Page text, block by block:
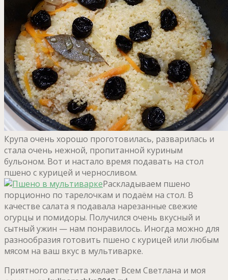
Крупа очень хорошо проготовилась, разварилась и
стала очень нежной, пропитанной куриным
бульоном. Вот и настало время подавать на стол
пшено с курицей и черносливом.
Раскладываем пшено
порционно по тарелочкам и подаём на стол. В
качестве салата я подавала нарезанные свежие
огурцы и помидоры. Получился очень вкусный и
сытный ужин — нам понравилось. Иногда можно для
разнообразия готовить пшено с курицей или любым
мясом на ваш вкус в мультиварке.
Приятного аппетита желает Всем Светлана и моя